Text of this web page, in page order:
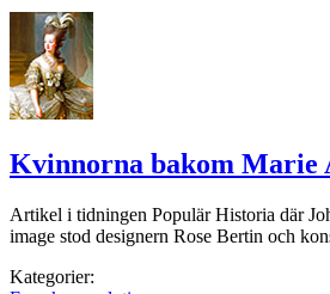
Kvinnorna bakom Marie
Artikel i tidningen Populär Historia där
image stod designern Rose Bertin och
Kategorier: